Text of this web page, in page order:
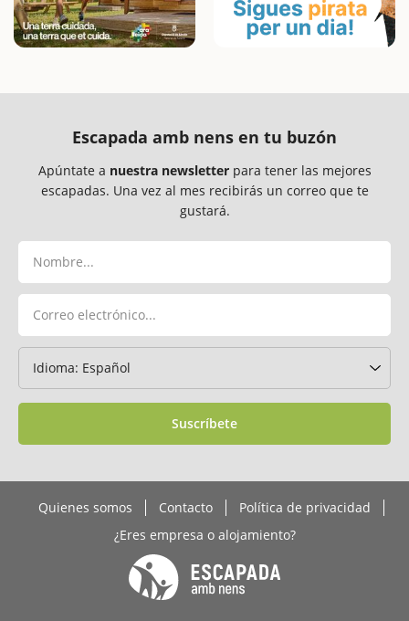
Escapada amb nens en tu buzón
Apúntate a nuestra newsletterpara tener las mejores
escapadas. Una vez al mes recibirás un correo que te
gustará.
Suscríbete
Quienes somos Contacto
Política de privacidad
¿Eres empresa o alojamiento?